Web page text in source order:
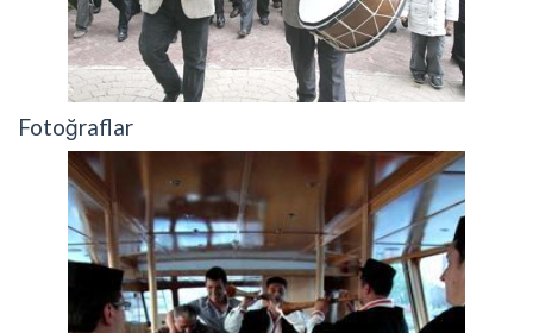
Fotoğraflar